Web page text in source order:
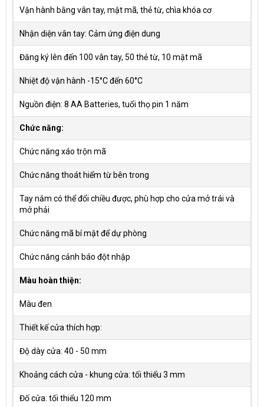
Vận hành bằng vân tay, mật mã, thẻ từ, chìa khóa cơ
Nhận diện vân tay: Cảm ứng điện dung
Đăng ký lên đến 100 vân tay, 50 thẻ từ, 10 mật mã
Nhiệt độ vận hành -15°C đến 60°C
Nguồn điện: 8 AA Batteries, tuổi thọ pin 1 năm
Chức năng:
Chức năng xáo trộn mã
Chức năng thoát hiểm từ bên trong
Tay nắm có thể đổi chiều được, phù hợp cho cửa mở trái và
mở phải
Chức năng mã bí mật để dự phòng
Chức năng cảnh báo đột nhập
Màu hoàn thiện:
Màu đen
Thiết kế cửa thích hợp:
Độ dày cửa: 40 - 50 mm
Khoảng cách cửa - khung cửa: tối thiểu 3 mm
Đố cửa: tối thiểu 120 mm